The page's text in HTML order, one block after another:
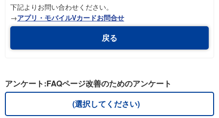
下記よりお問い合わせください。
→アプリ・モバイルVカードお問合せ
戻る
アンケート:FAQページ改善のためのアンケート
(選択してください)